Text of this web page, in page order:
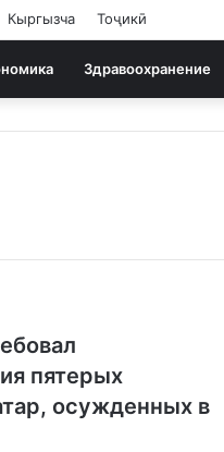
Кыргызча Тоҷикӣ
Здравоохранение
пятерых
осужденных в